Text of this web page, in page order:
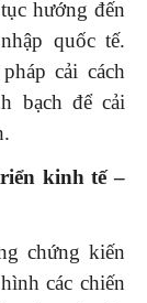
hướng đến
quốc tế.
cải cách
bạch để cải
kinh tế –
chứng kiến
các chiến